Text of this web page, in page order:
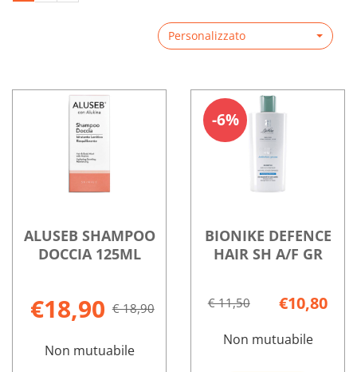
Personalizzato
ALUSEB SHAMPOO
DOCCIA 125ML
€18,90 € 18,90
Non mutuabile
BIONIKE DEFENCE
HAIR SH A/F GR
6%
€ 11,50 €10,80
Non mutuabile